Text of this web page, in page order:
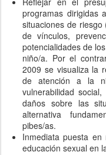
programas dirigidas
situaciones de riesgo
de vínculos,
potencialidades de
niño/a. Por el
2009 se visualiza la
de atención a la
vulnerabilidad
daños sobre las
alternativa
pibes/as.
Inmediata puesta
educación sexual en